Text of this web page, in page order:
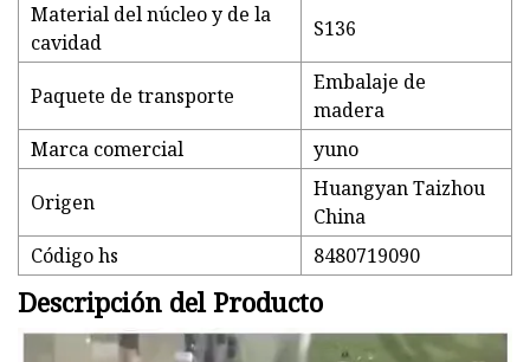
Material del núcleo y de la
cavidad
S136
Paquete de transporte
Embalaje de
madera
Marca comercial
yuno
Origen
Huangyan Taizhou
China
Código hs
8480719090
Descripción del Producto